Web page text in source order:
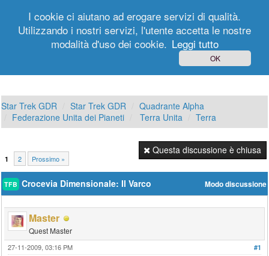
Registrati
Star Trek GDR Star Trek GDR
Quadrante Alpha
Federazione Unita dei Pianeti
Terra Unita Terra
1 2 Prossimo »
Questa discussione è chiusa
Modo discussione
TFB Crocevia Dimensionale: Il Varco
Master
Quest Master
#1
27-11-2009, 03:16 PM
I cookie ci aiutano ad erogare servizi di qualità.
Utilizzando i nostri servizi, l'utente accetta le nostre
modalità d'uso dei cookie. Leggi tutto
OK